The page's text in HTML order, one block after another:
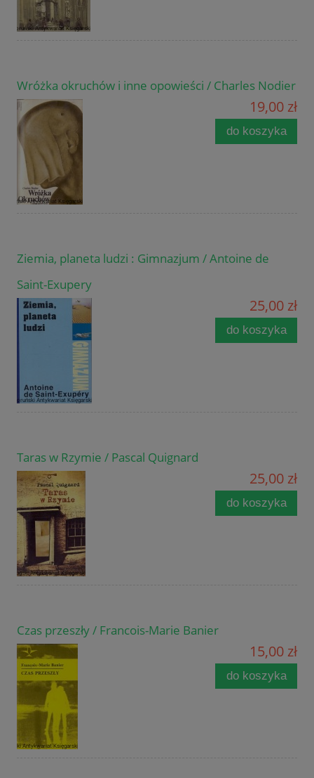
Wróżka okruchów i inne opowieści / Charles Nodier
19,00 zł
do koszyka
Ziemia, planeta ludzi : Gimnazjum / Antoine de
Saint-Exupery
25,00 zł
do koszyka
Taras w Rzymie / Pascal Quignard
25,00 zł
do koszyka
Czas przeszły / Francois-Marie Banier
15,00 zł
do koszyka